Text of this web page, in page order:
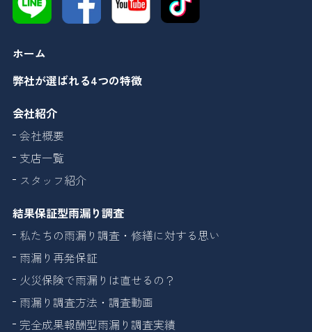
ホーム
弊社が選ばれる4つの特徴
会社紹介
会社概要
支店一覧
スタッフ紹介
結果保証型雨漏り調査
私たちの雨漏り調査・修繕に対する思い
雨漏り再発保証
火災保険で雨漏りは直せるの？
雨漏り調査方法・調査動画
完全成果報酬型雨漏り調査実績